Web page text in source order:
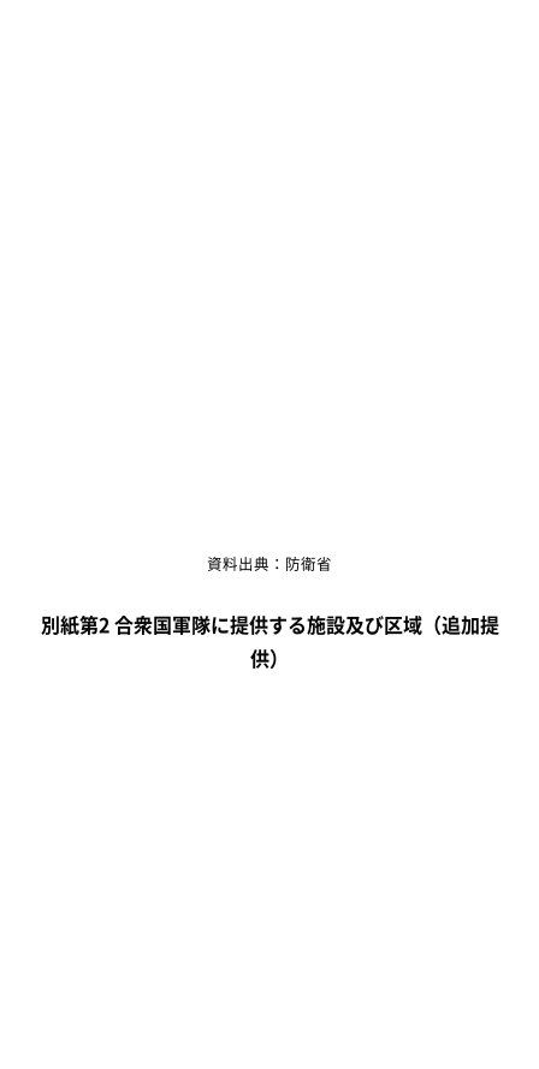
資料出典：防衛省
別紙第2 合衆国軍隊に提供する施設及び区域（追加提
供）